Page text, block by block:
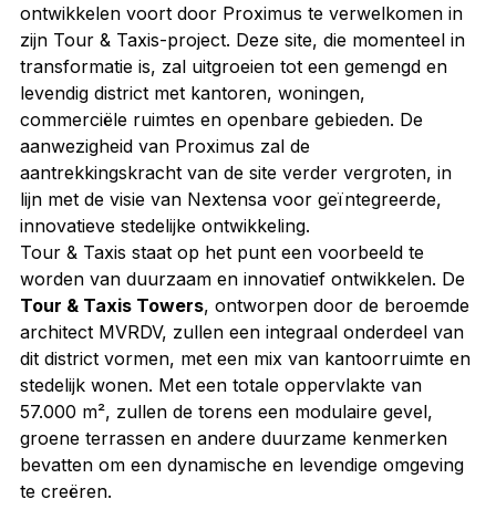
ontwikkelen voort door Proximus te verwelkomen in
zijn Tour & Taxis-project. Deze site, die momenteel in
transformatie is, zal uitgroeien tot een gemengd en
levendig district met kantoren, woningen,
commerciële ruimtes en openbare gebieden. De
aanwezigheid van Proximus zal de
aantrekkingskracht van de site verder vergroten, in
lijn met de visie van Nextensa voor geïntegreerde,
innovatieve stedelijke ontwikkeling.
Tour & Taxis staat op het punt een voorbeeld te
worden van duurzaam en innovatief ontwikkelen. De
Tour & Taxis Towers, ontworpen door de beroemde
architect MVRDV, zullen een integraal onderdeel van
dit district vormen, met een mix van kantoorruimte en
stedelijk wonen. Met een totale oppervlakte van
57.000 m², zullen de torens een modulaire gevel,
groene terrassen en andere duurzame kenmerken
bevatten om een dynamische en levendige omgeving
te creëren.